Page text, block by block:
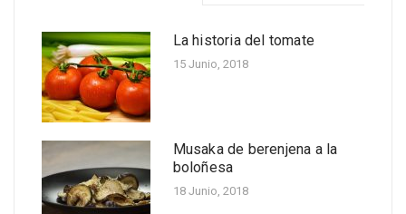
La historia del tomate
15 Junio, 2018
Musaka de berenjena a la
boloñesa
18 Junio, 2018
Cinco beneficios para la
salud de la piña
microondas